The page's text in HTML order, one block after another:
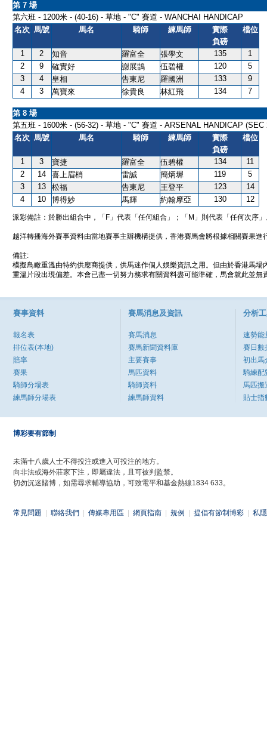
第 7 場
第六班 - 1200米 - (40-16) - 草地 - "C" 賽道 - WANCHAI HANDICAP
名次 馬號 馬名 騎師 練馬師
實際
負磅
檔位
1 2 知音 羅富全 張學文 135
1
2
9 確實好 謝展鵠 伍碧權 120
5
3
4 皇相 告東尼 羅國洲 133
9
4
3 萬寶來 徐貴良 林紅飛 134 7
第 8 場
第五班 - 1600米 - (56-32) - 草地 - "C" 賽道 - ARSENAL HANDICAP (SEC
名次 馬號 馬名 騎師 練馬師
實際
負磅
檔位
1 3 寶捷 羅富全 伍碧權 134
11
2
14 喜上眉梢 雷誠 簡炳墀 119
5
3
13 松福 告東尼 王登平 123
14
4
10 博得妙 馬輝 約翰摩亞 130 12
派彩備註：於勝出組合中，「F」代表「任何組合」；「M」則代表「任何次序
越洋轉播海外賽事資料由當地賽事主辦機構提供，香港賽馬會將根據相關賽果進
備註:
模擬鳥瞰重溫由特約供應商提供，供馬迷作個人娛樂資訊之用。但由於香港馬
重溫片段出現偏差。本會已盡一切努力務求有關資料盡可能準確，馬會就此並
賽事資料
報名表
排位表(本地)
賠率
賽果
騎師分場表
練馬師分場表
賽馬消息及資訊
賽馬消息
賽馬新聞資料庫
主要賽事
馬匹資料
騎師資料
練馬師資料
分析
速勢能
賽日數
初出馬
騎練配
馬匹搬
貼士指
博彩要有節制
未滿十八歲人士不得投注或進入可投注的地方。
向非法或海外莊家下注，即屬違法，且可被判監禁。
切勿沉迷賭博，如需尋求輔導協助，可致電平和基金熱線1834 633。
常見問題 聯絡我們 傳媒專用區 網頁指南 規例 提倡有節制博彩 私